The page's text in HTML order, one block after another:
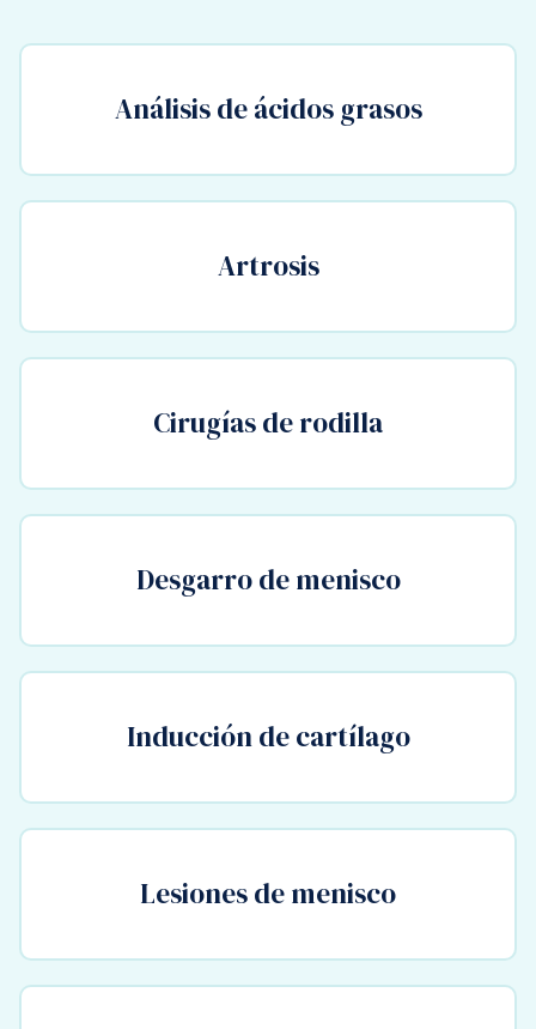
Análisis de ácidos grasos
Artrosis
Cirugías de rodilla
Desgarro de menisco
Inducción de cartílago
Lesiones de menisco